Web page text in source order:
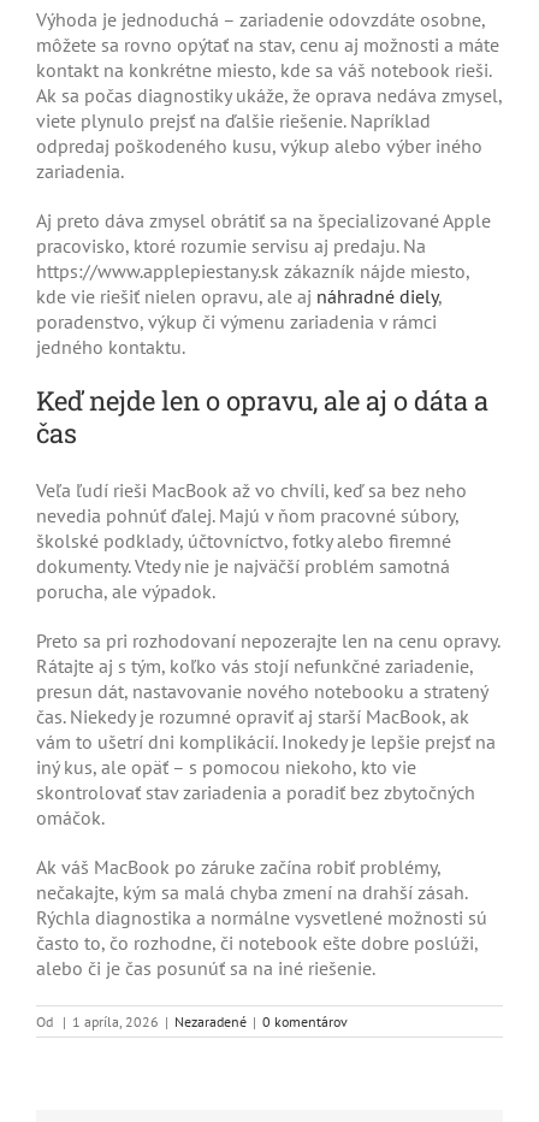
Výhoda je jednoduchá – zariadenie odovzdáte osobne,
môžete sa rovno opýtať na stav, cenu aj možnosti a máte
kontakt na konkrétne miesto, kde sa váš notebook rieši.
Ak sa počas diagnostiky ukáže, že oprava nedáva zmysel,
viete plynulo prejsť na ďalšie riešenie. Napríklad
odpredaj poškodeného kusu, výkup alebo výber iného
zariadenia.
Aj preto dáva zmysel obrátiť sa na špecializované Apple
pracovisko, ktoré rozumie servisu aj predaju. Na
https://www.applepiestany.sk zákazník nájde miesto,
kde vie riešiť nielen opravu, ale aj náhradné diely,
poradenstvo, výkup či výmenu zariadenia v rámci
jedného kontaktu.
Keď nejde len o opravu, ale aj o dáta a
čas
Veľa ľudí rieši MacBook až vo chvíli, keď sa bez neho
nevedia pohnúť ďalej. Majú v ňom pracovné súbory,
školské podklady, účtovníctvo, fotky alebo firemné
dokumenty. Vtedy nie je najväčší problém samotná
porucha, ale výpadok.
Preto sa pri rozhodovaní nepozerajte len na cenu opravy.
Rátajte aj s tým, koľko vás stojí nefunkčné zariadenie,
presun dát, nastavovanie nového notebooku a stratený
čas. Niekedy je rozumné opraviť aj starší MacBook, ak
vám to ušetrí dni komplikácií. Inokedy je lepšie prejsť na
iný kus, ale opäť – s pomocou niekoho, kto vie
skontrolovať stav zariadenia a poradiť bez zbytočných
omáčok.
Ak váš MacBook po záruke začína robiť problémy,
nečakajte, kým sa malá chyba zmení na drahší zásah.
Rýchla diagnostika a normálne vysvetlené možnosti sú
často to, čo rozhodne, či notebook ešte dobre poslúži,
alebo či je čas posunúť sa na iné riešenie.
Od | 1 apríla, 2026 | Nezaradené | 0 komentárov